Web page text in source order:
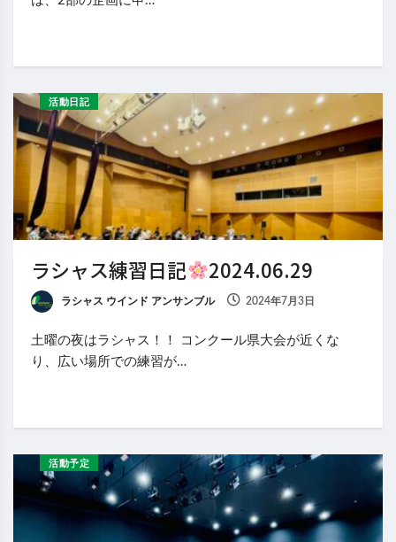
活動日記
ラシャス練習日記 2024.06.29
ラシャス ウインド アンサンブル 2024年7月3日
土曜の夜はラシャス！！ コンクール県大会が近くな
り、広い場所での練習が…
活動予定